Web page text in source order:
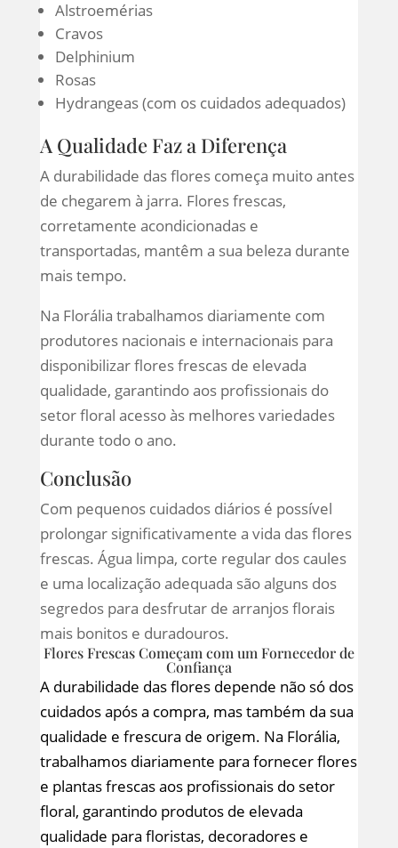
Alstroemérias
Cravos
Delphinium
Rosas
Hydrangeas (com os cuidados adequados)
A Qualidade Faz a Diferença
A durabilidade das flores começa muito antes
de chegarem à jarra. Flores frescas,
corretamente acondicionadas e
transportadas, mantêm a sua beleza durante
mais tempo.
Na Florália trabalhamos diariamente com
produtores nacionais e internacionais para
disponibilizar flores frescas de elevada
qualidade, garantindo aos profissionais do
setor floral acesso às melhores variedades
durante todo o ano.
Conclusão
Com pequenos cuidados diários é possível
prolongar significativamente a vida das flores
frescas. Água limpa, corte regular dos caules
e uma localização adequada são alguns dos
segredos para desfrutar de arranjos florais
mais bonitos e duradouros.
Flores Frescas Começam com um Fornecedor de
Confiança
A durabilidade das flores depende não só dos
cuidados após a compra, mas também da sua
qualidade e frescura de origem. Na Florália,
trabalhamos diariamente para fornecer flores
e plantas frescas aos profissionais do setor
floral, garantindo produtos de elevada
qualidade para floristas, decoradores e